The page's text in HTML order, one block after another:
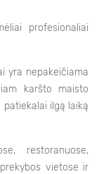
profesionaliai
yra nepakeičiama
karšto maisto
ilgą laiką
restoranuose,
vietose ir